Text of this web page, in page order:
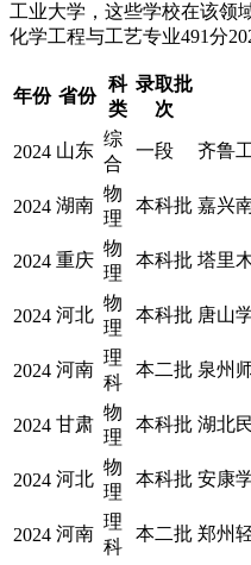
工业大学，这些学校在该领
化学工程与工艺专业491分
年份 省份
科
类
录取批
次
2024 山东
综
合
一段 齐鲁
2024 湖南
物
理
本科批 嘉兴
2024 重庆
物
理
本科批 塔里
2024 河北
物
理
本科批 唐山
2024 河南
理
科
本二批 泉州
2024 甘肃
物
理
本科批 湖北
2024 河北
物
理
本科批 安康
2024 河南
理
科
本二批 郑州